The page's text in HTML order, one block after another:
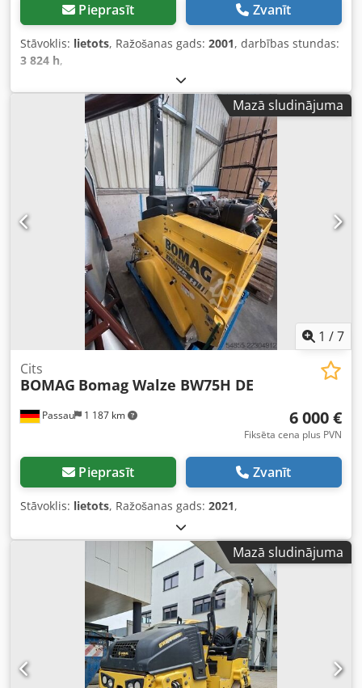
Pieprasīt Zvanīt
Stāvoklis: lietots, Ražošanas gads: 2001, darbības stundas:
3 824 h,
Mazā sludinājuma
1 /7
Passau 1 187 km
Cits
BOMAG Bomag Walze BW75H DE
6 000 €
Fiksēta cena plus PVN
Pieprasīt Zvanīt
Stāvoklis: lietots, Ražošanas gads: 2021,
Mazā sludinājuma